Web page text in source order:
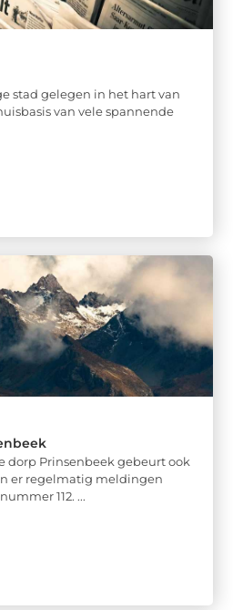
stad gelegen in het hart van
van vele spannende
dorp Prinsenbeek gebeurt ook
er regelmatig meldingen
112. ...